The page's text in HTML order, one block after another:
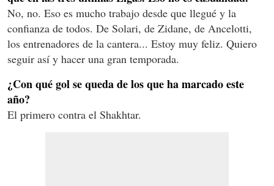
No, no. Eso es mucho trabajo desde que llegué y la
confianza de todos. De Solari, de Zidane, de Ancelotti,
los entrenadores de la cantera... Estoy muy feliz. Quiero
seguir así y hacer una gran temporada.
¿Con qué gol se queda de los que ha marcado este
año?
El primero contra el Shakhtar.